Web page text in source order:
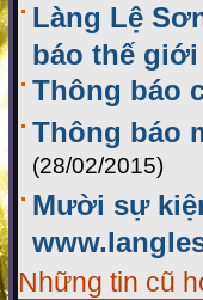
Làng Lệ
báo thế giới
Thông báo
Thông báo
(28/02/2015)
Mười sự
Những tin cũ